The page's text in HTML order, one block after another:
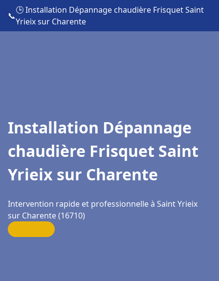
📞
🕒 Installation Dépannage chaudière Frisquet Saint
Yrieix sur Charente
Installation Dépannage
chaudière Frisquet Saint
Yrieix sur Charente
Intervention rapide et professionnelle à Saint Yrieix
sur Charente (16710)